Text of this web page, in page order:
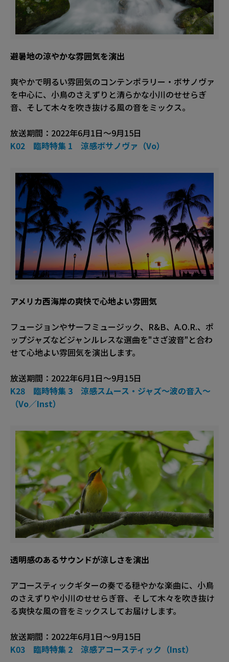
避暑地の涼やかな雰囲気を演出
爽やかで明るい雰囲気のコンテンポラリー・ボサノヴァ
を中心に、小鳥のさえずりと清らかな小川のせせらぎ
音、そして木々を吹き抜ける風の音をミックス。
放送期間：2022年6月1日〜9月15日
K02 臨時特集 1 涼感ボサノヴァ（Vo）
アメリカ西海岸の爽快で心地よい雰囲気
フュージョンやサーフミュージック、R&B、A.O.R.、ポ
ップジャズなどジャンルレスな選曲を"さざ波音"と合わ
せて心地よい雰囲気を演出します。
放送期間：2022年6月1日〜9月15日
K28 臨時特集 3 涼感スムース・ジャズ〜波の音入〜
（Vo／Inst）
透明感のあるサウンドが涼しさを演出
アコースティックギターの奏でる穏やかな楽曲に、小鳥
のさえずりや小川のせせらぎ音、そして木々を吹き抜け
る爽快な風の音をミックスしてお届けします。
放送期間：2022年6月1日〜9月15日
K03 臨時特集 2 涼感アコースティック（Inst）